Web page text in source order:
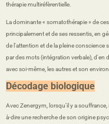
thérapie multiréfèrentielle.
La dominante « somatothérapie » de
principalement et de ses ressentis, en
de l'attention et de la pleine conscience
par des mots (intégration verbale), d'en
avec soi-même, les autres et son
Décodage biologique
Avec Zenergym, lorsqu’il y a
à-dire une recherche de son origine